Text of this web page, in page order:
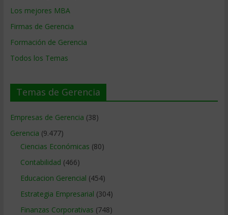
Los mejores MBA
Firmas de Gerencia
Formación de Gerencia
Todos los Temas
Temas de Gerencia
Empresas de Gerencia (38)
Gerencia (9.477)
Ciencias Económicas (80)
Contabilidad (466)
Educacion Gerencial (454)
Estrategia Empresarial (304)
Finanzas Corporativas (748)